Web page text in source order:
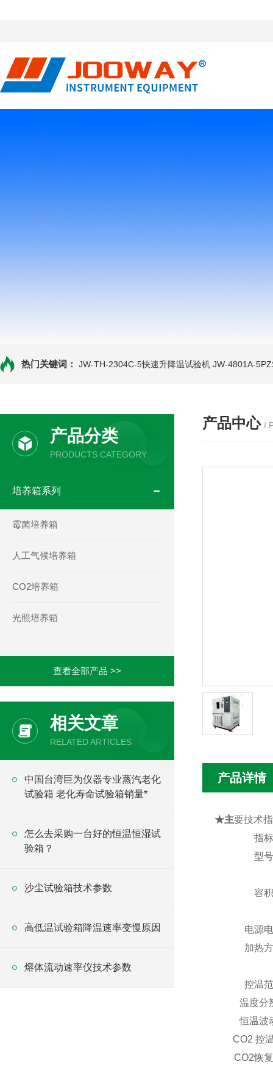
热门关键词： JW-TH-2304C-5快速升降温试验机 JW-4801A-
产品分类
PRODUCTS CATEGORY
培养箱系列
霉菌培养箱
人工气候培养箱
CO2培养箱
光照培养箱
查看全部产品 >>
相关文章
RELATED ARTICLES
中国台湾巨为仪器专业蒸汽老化
试验箱 老化寿命试验箱销量*
怎么去采购一台好的恒温恒湿试
验箱？
沙尘试验箱技术参数
高低温试验箱降温速率变慢原因
熔体流动速率仪技术参数
产品中心 /
产品详情
★主要技术
指标
型号
容积
电源
加热
控温
温度分
恒温波
CO2 控
CO2恢